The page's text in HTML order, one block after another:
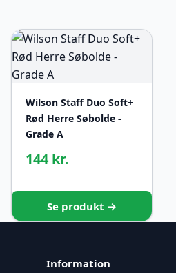
Wilson Staff Duo Soft+
Rød Herre Søbolde -
Grade A
144 kr.
Se produkt →
Information